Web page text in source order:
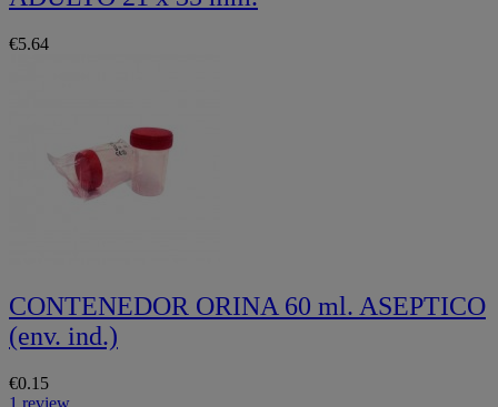
€5.64
CONTENEDOR ORINA 60 ml. ASEPTICO
(env. ind.)
€0.15
1 review